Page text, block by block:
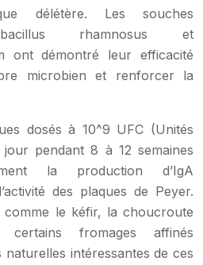
délétère. Les souches
rhamnosus et
ont démontré leur efficacité
microbien et renforcer la
dosés à 10^9 UFC (Unités
pendant 8 à 12 semaines
la production d’IgA
des plaques de Peyer.
comme le kéfir, la choucroute
fromages affinés
intéressantes de ces